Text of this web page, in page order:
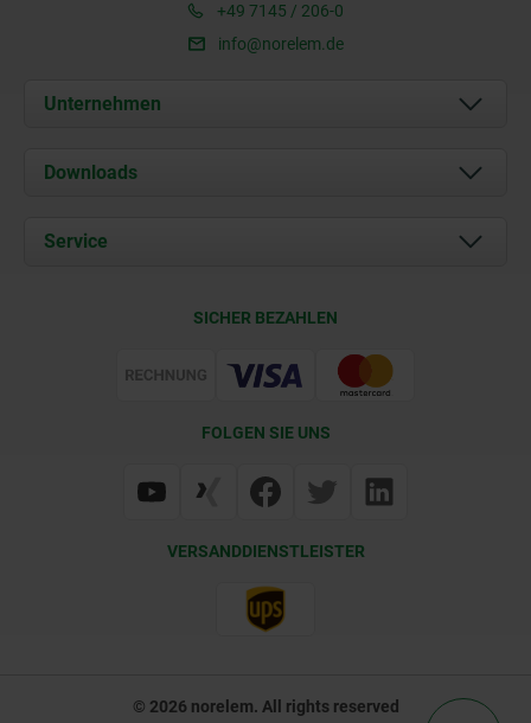
+49 7145 / 206-0
info@norelem.de
Unternehmen
Über uns
Karriere
Downloads
Dokumente
Service
Web Support
SICHER BEZAHLEN
FOLGEN SIE UNS
VERSANDDIENSTLEISTER
© 2026 norelem. All rights reserved